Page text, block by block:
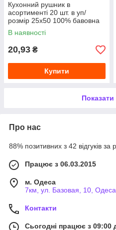
Кухонний рушник в
асортименті 20 шт. в уп/
розмір 25х50 100% бавовна
В наявності
20,93 ₴
Купити
Про нас
88% позитивних з 42 відгуків за
Працює з 06.03.2015
м. Одеса
7км, ул. Базовая, 10,
Контакти
Сьогодні працює з 09:00